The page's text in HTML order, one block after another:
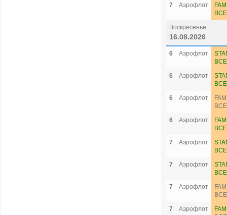
7
Аэрофлот
Воскресенье
16.08.2026
6 Аэрофлот
6
Аэрофлот
6
Аэрофлот
6
Аэрофлот
7
Аэрофлот
7
Аэрофлот
7
Аэрофлот
7
Аэрофлот